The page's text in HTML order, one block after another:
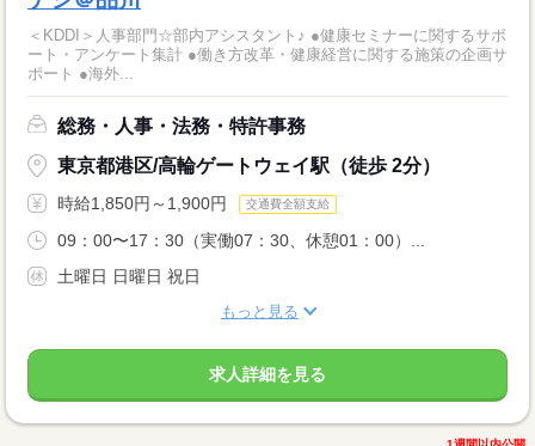
＜KDDI＞人事部門☆部内アシスタント♪ ●健康セミナーに関するサポ
ート・アンケート集計 ●働き方改革・健康経営に関する施策の企画サ
ポート ●海外...
総務・人事・法務・特許事務
東京都港区/高輪ゲートウェイ駅（徒歩 2分）
時給1,850円～1,900円 交通費全額支給
09：00〜17：30（実働07：30、休憩01：00）...
土曜日 日曜日 祝日
もっと見る
求人詳細を見る